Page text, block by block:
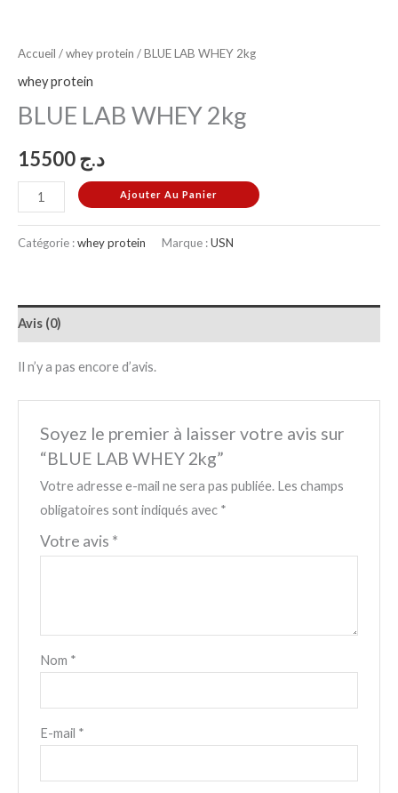
Accueil /whey protein / BLUE LAB WHEY 2kg
whey protein
BLUE LAB WHEY 2kg
د.ج
Ajouter Au Panier
Catégorie :whey protein Marque :USN
Avis (0)
Il n’y a pas encore d’avis.
Soyez le premier à laisser votre avis sur
“BLUE LAB WHEY 2kg”
Votre adresse e-mail ne sera pas publiée. Les champs
obligatoires sont indiqués avec *
Votre avis *
Nom *
E-mail *